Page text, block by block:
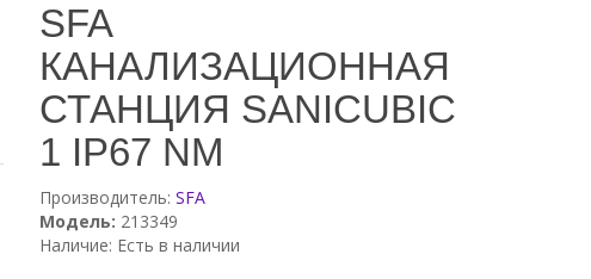
SFA
КАНАЛИЗАЦИОННАЯ
СТАНЦИЯ SANICUBIC
1 IP67 NM
Производитель: SFA
Модель: 213349
Наличие: Есть в наличии